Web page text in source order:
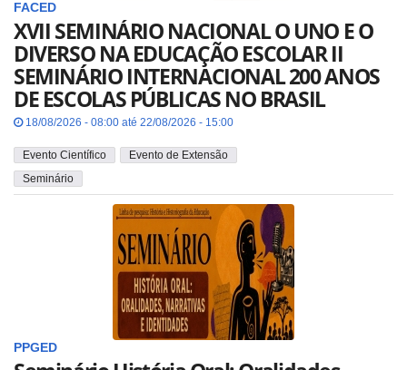
FACED
XVII SEMINÁRIO NACIONAL O UNO E O
DIVERSO NA EDUCAÇÃO ESCOLAR II
SEMINÁRIO INTERNACIONAL 200 ANOS
DE ESCOLAS PÚBLICAS NO BRASIL
18/08/2026 - 08:00 até 22/08/2026 - 15:00
Evento Científico
Evento de Extensão
Seminário
PPGED